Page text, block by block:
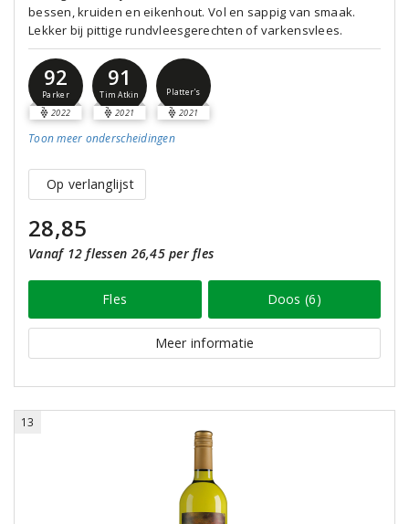
bessen, kruiden en eikenhout. Vol en sappig van smaak.
Lekker bij pittige rundvleesgerechten of varkensvlees.
92
Parker
2022
91
Tim Atkin
2021
Platter's
2021
Toon meer onderscheidingen
Op verlanglijst
28,85
Vanaf 12 flessen 26,45 per fles
Fles Doos (6)
Meer informatie
13